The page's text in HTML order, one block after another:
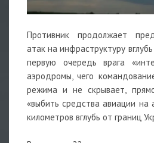
Противник продолжает
атак на инфраструктуру
первую очередь врага
аэродромы, чего
режима и не скрывает,
«выбить средстваавиации на
километров вглубь от границ